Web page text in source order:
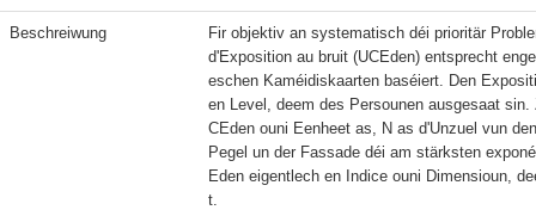
Beschreiwung
Fir objektiv an systematisch déi prioritär
d'Exposition au bruit (UCEden) entsprecht
eschen Kaméidiskaarten baséiert. Den
en Level, deem des Persounen ausgesaat
CEden ouni Eenheet as, N as d'Unzuel vun
Pegel un der Fassade déi am stärksten
Eden eigentlech en Indice ouni Dimensioun,
t.